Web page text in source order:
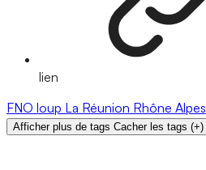
lien
FNO loup La Réunion Rhône Alpes
Afficher plus de tags Cacher les tags (+)